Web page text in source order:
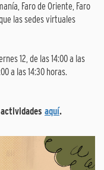
Faro de Oriente, Faro
las sedes virtuales
12, de las 14:00 a las
a las 14:30 horas.
aquí.